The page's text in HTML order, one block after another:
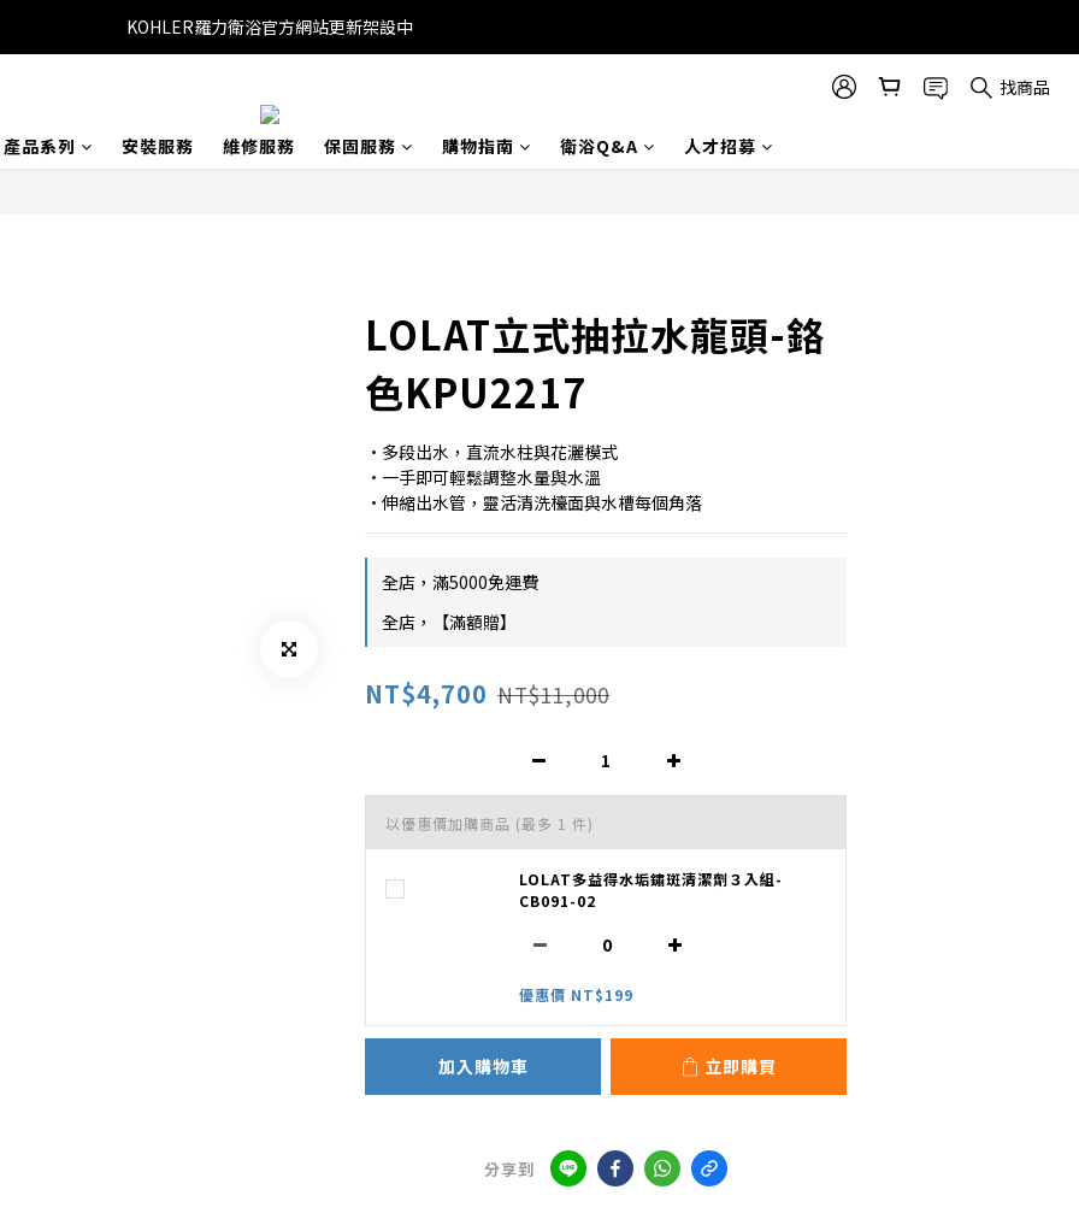
KOHLER羅力衛浴官方網站更新架設中
找商品
產品系列 安裝服務 維修服務 保固服務 購物指南 衛浴Q&A 人才招募
LOLAT立式抽拉水龍頭-鉻
色KPU2217
•多段出水，直流水柱與花灑模式
•一手即可輕鬆調整水量與水溫
•伸縮出水管，靈活清洗檯面與水槽每個角落
全店，滿5000免運費
全店，【滿額贈】
NT$4,700 NT$11,000
以優惠價加購商品 (最多 1 件)
LOLAT多益得水垢鏽斑清潔劑３入組-
CB091-02
優惠價 NT$199
加入購物車 立即購買
分享到